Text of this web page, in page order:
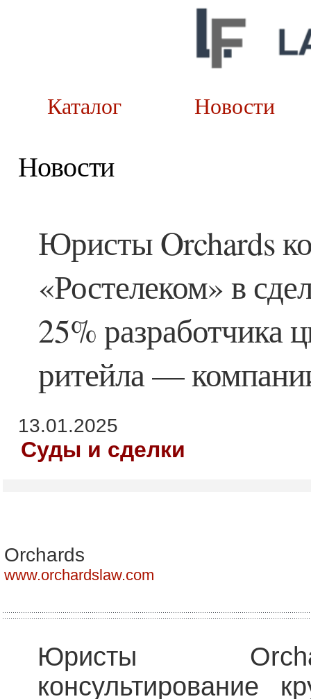
Каталог
Новости
Юристы Orchards
«Ростелеком» в
25% разработчика
ритейла —
13.01.2025
Суды и сделки
Orchards
www.orchardslaw.com
Юристы
консультирование